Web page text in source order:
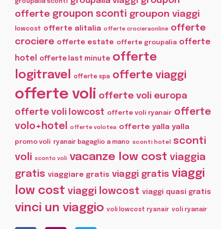
offerte groupon sconti groupon viaggi
lowcost offerte alitalia offerte crocieraonline offerte
crociere offerte estate offerte groupalia offerte
hotel
offerte last minute offerte
logitravel
offerte spa offerte viaggi
offerte voli offerte voli europa
offerte voli lowcost offerte voli ryanair offerte
volo+hotel
offerte volotea offerte yalla yalla
promo voli ryanair bagaglio a mano sconti hotel
sconti
voli
sconto voli vacanze low cost viaggia
gratis viaggiare gratis viaggi gratis viaggi
low cost viaggi lowcost viaggi quasi gratis
vinci un viaggio voli lowcost ryanair voli ryanair